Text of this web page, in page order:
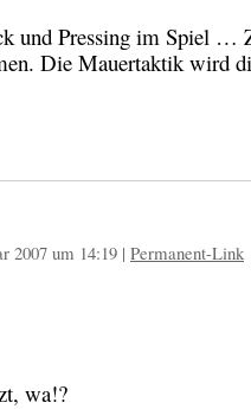
und Pressing im Spiel …
Die Mauertaktik wird
2007 um 14:19 | Permanent-Link
wa!?